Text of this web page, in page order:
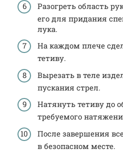
Разогреть область
его для придания
лука.
На каждом плече
тетиву.
Вырезать в теле
пускания стрел.
Натянуть тетиву до
требуемого
После завершения
в безопасном месте.